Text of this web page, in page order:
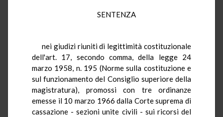
SENTENZA
nei giudizi riuniti di legittimità costituzionale
dell'art. 17, secondo comma, della legge 24
marzo 1958, n. 195 (Norme sulla costituzione e
sul funzionamento del Consiglio superiore della
magistratura), promossi con tre ordinanze
emesse il 10 marzo 1966 dalla Corte suprema di
cassazione - sezioni unite civili - sui ricorsi del